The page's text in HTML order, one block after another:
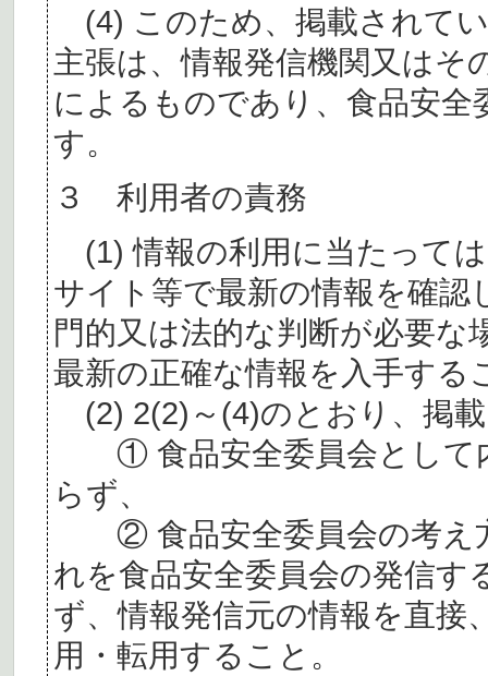
(4) このため、掲載されて
主張は、情報発信機関又はそ
によるものであり、食品安
す。
３ 利用者の責務
(1) 情報の利用に当たって
サイト等で最新の情報を確認
門的又は法的な判断が必要
最新の正確な情報を入手する
(2) 2(2)～(4)のとおり、掲
① 食品安全委員会として
らず、
② 食品安全委員会の考え
れを食品安全委員会の発信す
ず、情報発信元の情報を直接
用・転用すること。